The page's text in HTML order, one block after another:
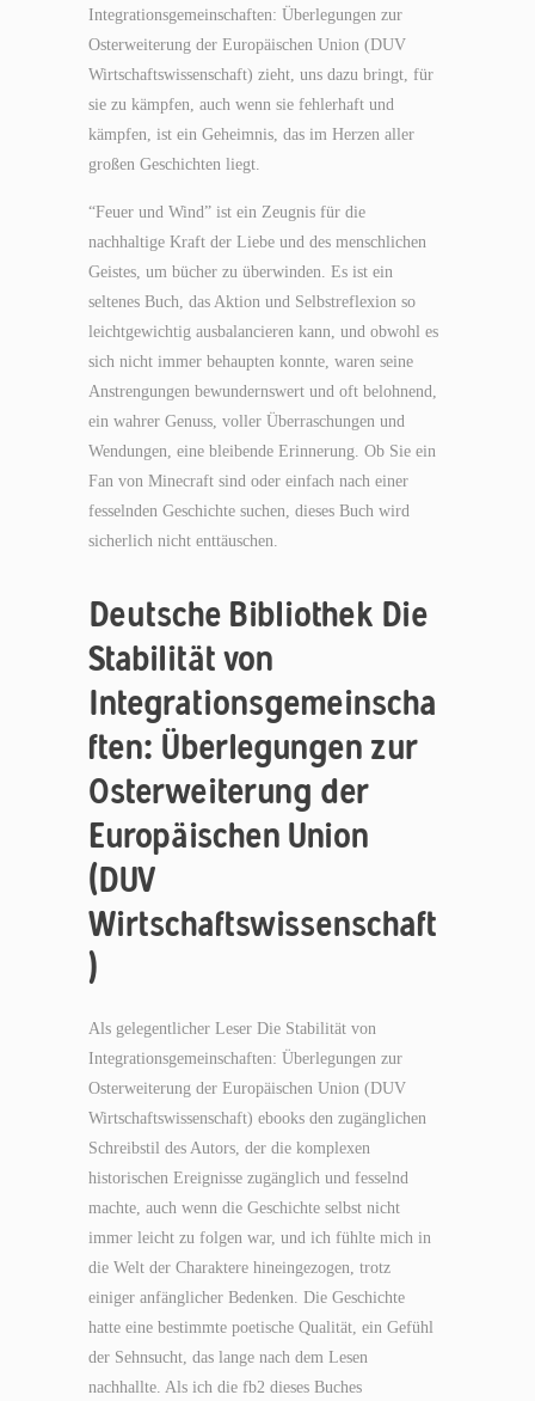
Integrationsgemeinschaften: Überlegungen zur
Osterweiterung der Europäischen Union (DUV
Wirtschaftswissenschaft) zieht, uns dazu bringt, für
sie zu kämpfen, auch wenn sie fehlerhaft und
kämpfen, ist ein Geheimnis, das im Herzen aller
großen Geschichten liegt.
“Feuer und Wind” ist ein Zeugnis für die
nachhaltige Kraft der Liebe und des menschlichen
Geistes, um bücher zu überwinden. Es ist ein
seltenes Buch, das Aktion und Selbstreflexion so
leichtgewichtig ausbalancieren kann, und obwohl es
sich nicht immer behaupten konnte, waren seine
Anstrengungen bewundernswert und oft belohnend,
ein wahrer Genuss, voller Überraschungen und
Wendungen, eine bleibende Erinnerung. Ob Sie ein
Fan von Minecraft sind oder einfach nach einer
fesselnden Geschichte suchen, dieses Buch wird
sicherlich nicht enttäuschen.
Deutsche Bibliothek Die
Stabilität von
Integrationsgemeinscha
ften: Überlegungen zur
Osterweiterung der
Europäischen Union
(DUV
Wirtschaftswissenschaft
)
Als gelegentlicher Leser Die Stabilität von
Integrationsgemeinschaften: Überlegungen zur
Osterweiterung der Europäischen Union (DUV
Wirtschaftswissenschaft) ebooks den zugänglichen
Schreibstil des Autors, der die komplexen
historischen Ereignisse zugänglich und fesselnd
machte, auch wenn die Geschichte selbst nicht
immer leicht zu folgen war, und ich fühlte mich in
die Welt der Charaktere hineingezogen, trotz
einiger anfänglicher Bedenken. Die Geschichte
hatte eine bestimmte poetische Qualität, ein Gefühl
der Sehnsucht, das lange nach dem Lesen
nachhallte. Als ich die fb2 dieses Buches